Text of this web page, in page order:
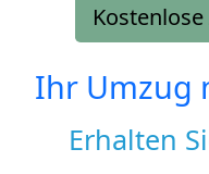
Ihr Umzug
Erhalten